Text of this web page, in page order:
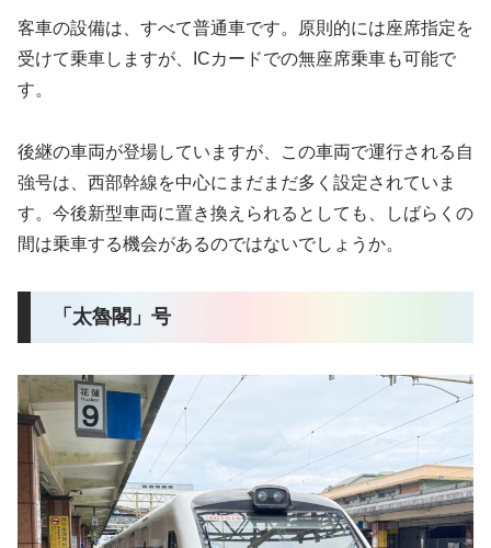
客車の設備は、すべて普通車です。原則的には座席指定を
受けて乗車しますが、ICカードでの無座席乗車も可能で
す。
後継の車両が登場していますが、この車両で運行される自
強号は、西部幹線を中心にまだまだ多く設定されていま
す。今後新型車両に置き換えられるとしても、しばらくの
間は乗車する機会があるのではないでしょうか。
「太魯閣」号